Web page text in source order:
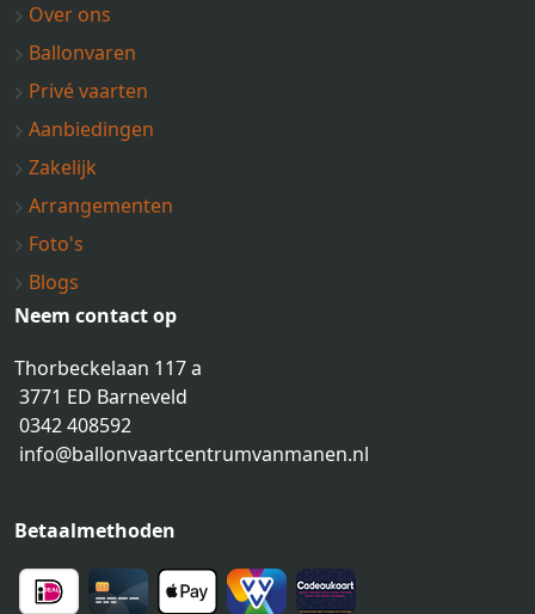
Over ons
Ballonvaren
Privé vaarten
Aanbiedingen
Zakelijk
Arrangementen
Foto's
Blogs
Neem contact op
Thorbeckelaan 117 a
3771 ED Barneveld
0342 408592
info@ballonvaartcentrumvanmanen.nl
Betaalmethoden